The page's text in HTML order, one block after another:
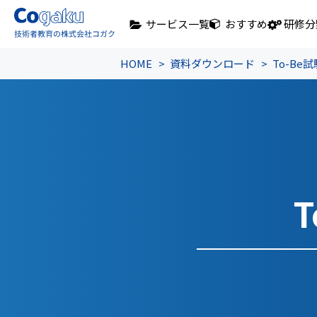
サービス一覧 おすすめ 研修
HOME 資料ダウンロード To-Be試